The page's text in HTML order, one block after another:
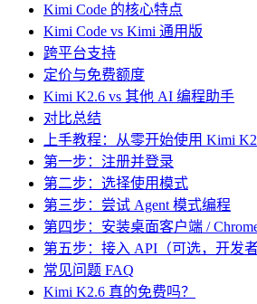
Kimi Code 的核心特点
Kimi Code vs Kimi 通用版
跨平台支持
定价与免费额度
Kimi K2.6 vs 其他 AI 编程助手
对比总结
上手教程：从零开始使用 Kimi
第一步：注册并登录
第二步：选择使用模式
第三步：尝试 Agent 模式编程
第四步：安装桌面客户端 /
第五步：接入 API（可选，开发者
常见问题 FAQ
Kimi K2.6 真的免费吗？